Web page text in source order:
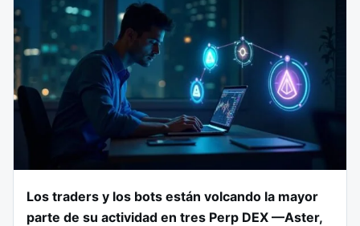
Los traders y los bots están volcando la mayor
parte de su actividad en tres Perp DEX —Aster,